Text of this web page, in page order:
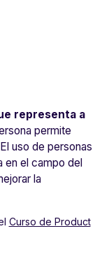
representa a
permite
uso de personas
en el campo del
la
Curso de Product